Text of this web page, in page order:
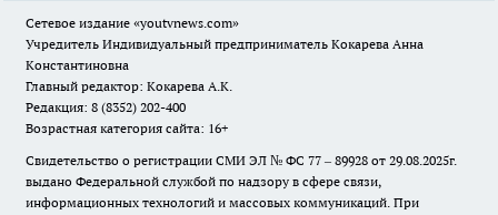
Сетевое издание «youtvnews.com»
Учредитель Индивидуальный предприниматель Кокарева Анна
Константиновна
Главный редактор: Кокарева А.К.
Редакция: 8 (8352) 202-400
Возрастная категория сайта: 16+
Свидетельство о регистрации СМИ ЭЛ № ФС 77 – 89928 от 29.08.2025г.
выдано Федеральной службой по надзору в сфере связи,
информационных технологий и массовых коммуникаций. При